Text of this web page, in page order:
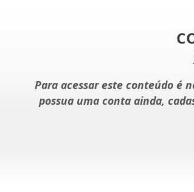
Para acessar este conteúdo é
possua uma conta ainda,